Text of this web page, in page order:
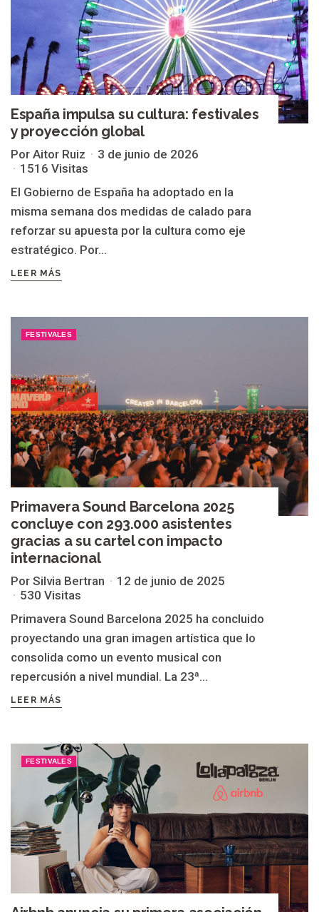
España impulsa su cultura: festivales
y proyección global
Por Aitor Ruiz
3 de junio de 2026
1516 Visitas
El Gobierno de España ha adoptado en la
misma semana dos medidas de calado para
reforzar su apuesta por la cultura como eje
estratégico. Por...
LEER MÁS
FESTIVALES
Primavera Sound Barcelona 2025
concluye con 293.000 asistentes
gracias a su cartel con impacto
internacional
Por Silvia Bertran
12 de junio de 2025
530 Visitas
Primavera Sound Barcelona 2025 ha concluido
proyectando una gran imagen artística que lo
consolida como un evento musical con
repercusión a nivel mundial. La 23ª...
LEER MÁS
FESTIVALES